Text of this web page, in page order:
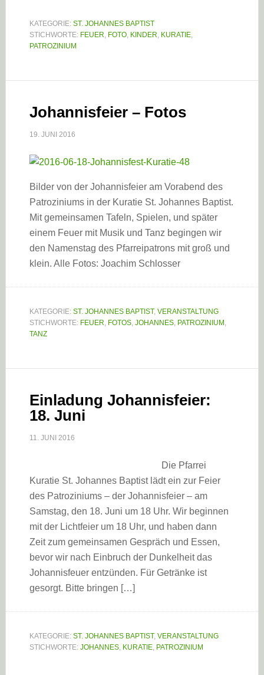
KATEGORIE: ST. JOHANNES BAPTIST
STICHWORTE: FEUER, FOTO, KINDER, KURATIE,
PATROZINIUM
Johannisfeier – Fotos
19. JUNI 2016
Bilder von der Johannisfeier am Vorabend des
Patroziniums in der Kuratie St. Johannes Baptist.
Mit gemeinsamen Tafeln, Spielen, und später
einem Feuer mit Musik und Tanz begingen wir
den Namenstag des Pfarreipatrons mit groß und
klein. Alle Fotos: Joachim Schlosser
KATEGORIE: ST. JOHANNES BAPTIST, VERANSTALTUNG
STICHWORTE: FEUER, FOTOS, JOHANNES, PATROZINIUM ,
TANZ
Einladung Johannisfeier:
18. Juni
11. JUNI 2016
Die Pfarrei
Kuratie St. Johannes Baptist lädt ein zur Feier
des Patroziniums – der Johannisfeier – am
Samstag, den 18. Juni um 18 Uhr. Wir beginnen
mit der Lichtfeier um 18 Uhr, und haben dann
Zeit zum gemeinsamen Gespräch und Essen,
bevor wir nach Einbruch der Dunkelheit das
Johannisfeuer entzünden. Für Getränke ist
gesorgt. Bitte bringen […]
KATEGORIE: ST. JOHANNES BAPTIST, VERANSTALTUNG
STICHWORTE: JOHANNES, KURATIE, PATROZINIUM